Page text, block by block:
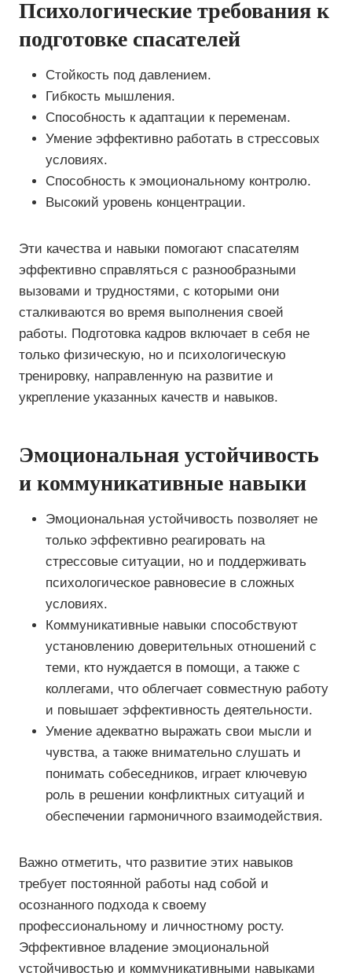
Психологические требования к
подготовке спасателей
Стойкость под давлением.
Гибкость мышления.
Способность к адаптации к переменам.
Умение эффективно работать в стрессовых
условиях.
Способность к эмоциональному контролю.
Высокий уровень концентрации.
Эти качества и навыки помогают спасателям
эффективно справляться с разнообразными
вызовами и трудностями, с которыми они
сталкиваются во время выполнения своей
работы. Подготовка кадров включает в себя не
только физическую, но и психологическую
тренировку, направленную на развитие и
укрепление указанных качеств и навыков.
Эмоциональная устойчивость
и коммуникативные навыки
Эмоциональная устойчивость позволяет не
только эффективно реагировать на
стрессовые ситуации, но и поддерживать
психологическое равновесие в сложных
условиях.
Коммуникативные навыки способствуют
установлению доверительных отношений с
теми, кто нуждается в помощи, а также с
коллегами, что облегчает совместную работу
и повышает эффективность деятельности.
Умение адекватно выражать свои мысли и
чувства, а также внимательно слушать и
понимать собеседников, играет ключевую
роль в решении конфликтных ситуаций и
обеспечении гармоничного взаимодействия.
Важно отметить, что развитие этих навыков
требует постоянной работы над собой и
осознанного подхода к своему
профессиональному и личностному росту.
Эффективное владение эмоциональной
устойчивостью и коммуникативными навыками